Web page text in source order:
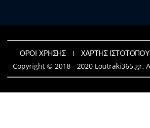
ΟΡΟΙ ΧΡΗΣΗΣ
ΧΑΡΤΗΣ ΙΣΤΟΤΟΠΟΥ
Copyright © 2018 - 2020 Loutraki365.gr.